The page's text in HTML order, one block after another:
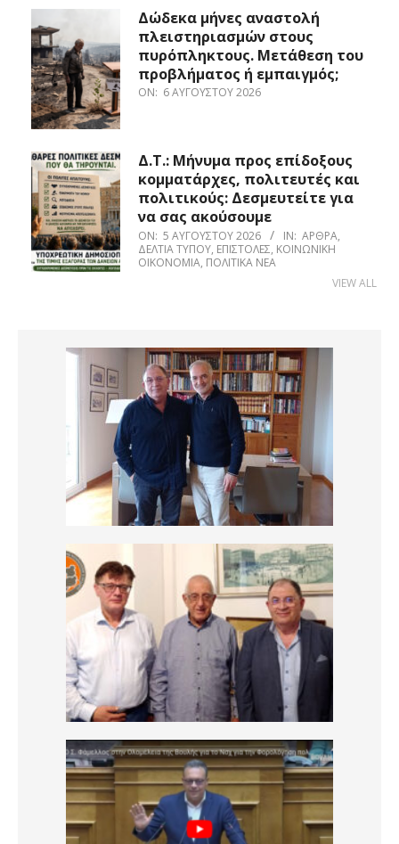
Δώδεκα μήνες αναστολή
πλειστηριασμών στους
πυρόπληκτους. Μετάθεση του
προβλήματος ή εμπαιγμός;
ON: 6 ΑΥΓΟΎΣΤΟΥ 2026
Δ.Τ.: Μήνυμα προς επίδοξους
κομματάρχες, πολιτευτές και
πολιτικούς: Δεσμευτείτε για
να σας ακούσουμε
ON: 5 ΑΥΓΟΎΣΤΟΥ 2026 IN: ΆΡΘΡΑ,
ΔΕΛΤΊΑ ΤΎΠΟΥ, ΕΠΙΣΤΟΛΈΣ, ΚΟΙΝΩΝΙΚΉ
ΟΙΚΟΝΟΜΊΑ, ΠΟΛΙΤΙΚΆ ΝΈΑ
VIEW ALL